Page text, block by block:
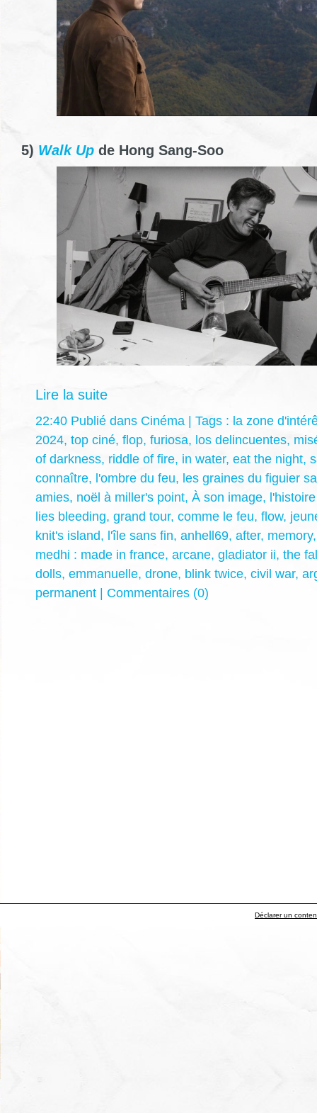
5) Walk Up de Hong Sang-Soo
Lire la suite
22:40 Publié dans Cinéma | Tags : la zone
2024, top ciné, flop, furiosa, los delincuentes,
of darkness, riddle of fire, in water, eat the night,
connaître, l'ombre du feu, les graines du figuier
amies, noël à miller's point, À son image,
lies bleeding, grand tour, comme le feu, flow,
knit's island, l'île sans fin, anhell69, after, memory
medhi : made in france, arcane, gladiator ii, the
dolls, emmanuelle, drone, blink twice, civil war,
permanent | Commentaires (0)
Déclarer un